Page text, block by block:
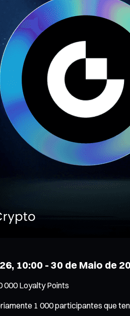
10:00 - 30 de Maio de
000 Loyalty Points
1 000 participantes que